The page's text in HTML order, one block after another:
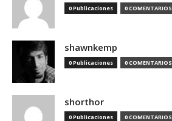
0 Publicaciones 0 COMENTARIOS
shawnkemp
0 Publicaciones 0 COMENTARIOS
shorthor
0 Publicaciones 0 COMENTARIOS